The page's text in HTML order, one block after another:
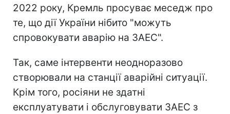
2022 року, Кремль просуває меседж про
те, що дії України нібито "можуть
спровокувати аварію на ЗАЕС".
Так, саме інтервенти неодноразово
створювали на станції аварійні ситуації.
Крім того, росіяни не здатні
експлуатувати і обслуговувати ЗАЕС з